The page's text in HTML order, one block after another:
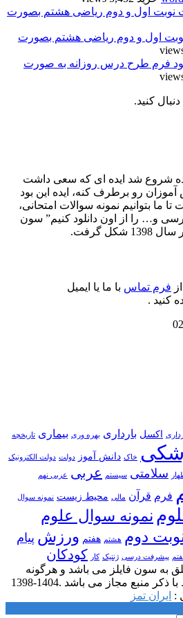
نوبت اول و دوم ریاضی هشتم بصورت
فرم طرح درس روزانه به صورت
کنید.
شروع شد ایده ای که سعی داشت
رو برطرف کنه، ایده این بود
ما بتوانیم نمونه سوالات امتحانی،
و… را از اون دانلود کنیم” سون
گرفت.
فرم تماس با ما یا ایمیل
اکسل بارداری بهره وری بیماری تاریخچه
خاک دانش آموز دولت دولت الکترونیک
سلامتی سیستم عربی عربی نهم
فرم قرآن مالی محیط زیست نمونه سوال
نمونه سوال علوم
دوم هشتم هفتم ورزش پیام
پیشرفت درسی ژنتیک کار کودکان
به سون فایلز می باشد و هرگونه
منبع مجاز می باشد .1404-1398
: ایران تمز